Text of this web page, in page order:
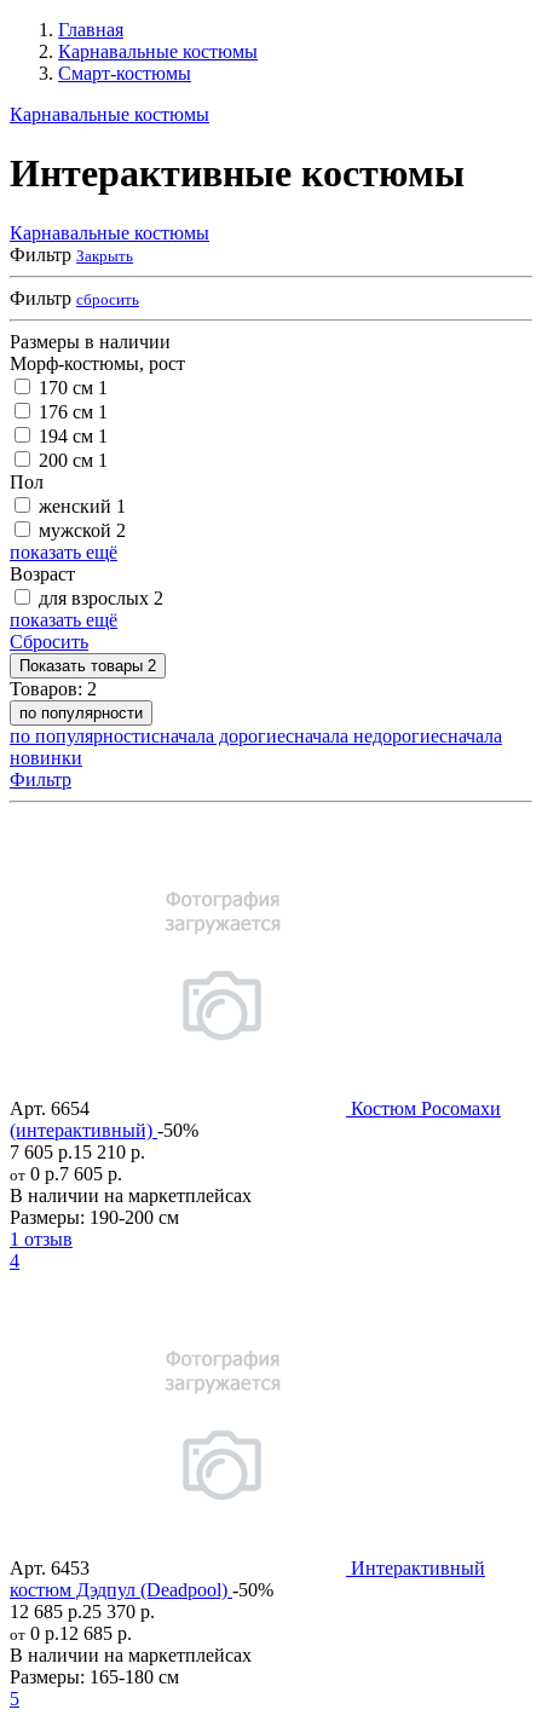
Главная
Карнавальные костюмы
Смарт-костюмы
Карнавальные костюмы
Интерактивные костюмы
Карнавальные костюмы
Фильтр Закрыть
Фильтр сбросить
Размеры в наличии
Морф-костюмы, рост
170 см 1
176 см 1
194 см 1
200 см 1
Пол
женский 1
мужской 2
показать ещё
Возраст
для взрослых 2
показать ещё
Сбросить
Показать товары 2
Товаров: 2
по популярности
по популярностисначала дорогиесначала недорогиесначала
новинки
Фильтр
Арт. 6654
Костюм Росомахи
(интерактивный) -50%
7 605 р.15 210 р.
от 0 р.7 605 р.
В наличии на маркетплейсах
Размеры: 190-200 см
1 отзыв
4
Арт. 6453
Интерактивный
костюм Дэдпул (Deadpool) -50%
12 685 р.25 370 р.
от 0 р.12 685 р.
В наличии на маркетплейсах
Размеры: 165-180 см
5